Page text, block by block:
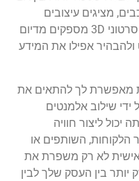
מציגים עיצובים
אדריכליים או מציגים ניתוח נתונים, סרטוני 3D מספקים מדיום
ולהבהיר אפילו את המידע
מאפשרת לך להתאים את
שילוב אלמנטים
ליצור חוויה
הלקוחות, השותפים או
לא רק משפרת את
בין העסק שלך לבין